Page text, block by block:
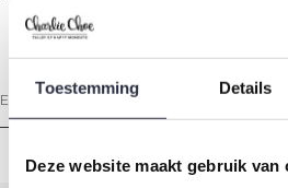
Toestemming Details
Deze website maakt gebruik van